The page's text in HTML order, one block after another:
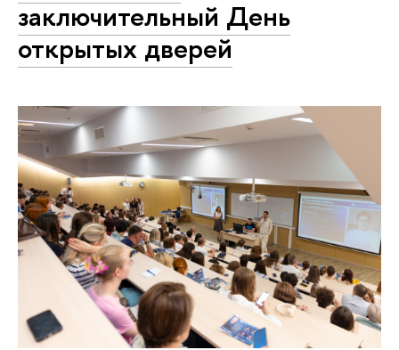
заключительный День
открытых дверей